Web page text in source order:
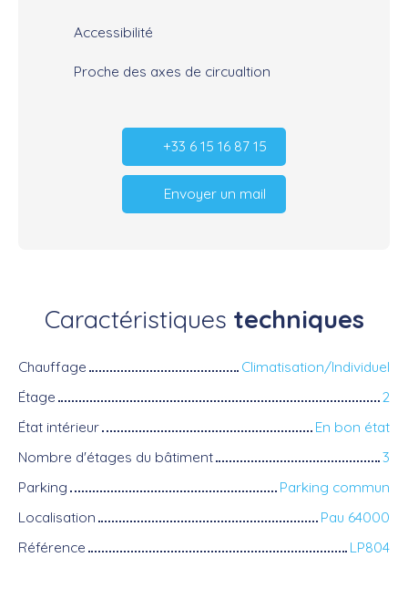
Accessibilité
Proche des axes de circualtion
+33 6 15 16 87 15
Envoyer un mail
Caractéristiques techniques
Chauffage
Climatisation/Individuel
Étage
2
État intérieur
En bon état
Nombre d'étages du bâtiment
3
Parking
Parking commun
Localisation
Pau 64000
Référence
LP804